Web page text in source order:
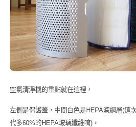
空氣清淨機的重點就在這裡，
左側是保護蓋，中間白色是HEPA濾網層(這
代多60%的HEPA玻璃纖維唷) ，